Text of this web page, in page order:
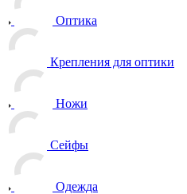
Оптика
Крепления для оптики
Ножи
Сейфы
Одежда